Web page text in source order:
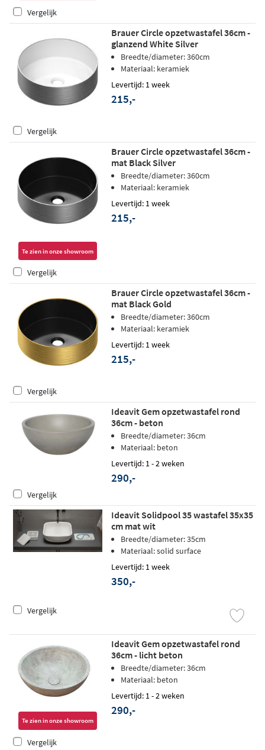
Vergelijk
Brauer Circle opzetwastafel 36cm -
glanzend White Silver
Breedte/diameter: 360cm
Materiaal: keramiek
Levertijd: 1 week
215,-
Vergelijk
Te zien in onze showroom
Brauer Circle opzetwastafel 36cm -
mat Black Silver
Breedte/diameter: 360cm
Materiaal: keramiek
Levertijd: 1 week
215,-
Vergelijk
Brauer Circle opzetwastafel 36cm -
mat Black Gold
Breedte/diameter: 360cm
Materiaal: keramiek
Levertijd: 1 week
215,-
Vergelijk
Ideavit Gem opzetwastafel rond
36cm - beton
Breedte/diameter: 36cm
Materiaal: beton
Levertijd: 1 - 2 weken
290,-
Vergelijk
Ideavit Solidpool 35 wastafel 35x35
cm mat wit
Breedte/diameter: 35cm
Materiaal: solid surface
Levertijd: 1 week
350,-
Vergelijk
Te zien in onze showroom
Ideavit Gem opzetwastafel rond
36cm - licht beton
Breedte/diameter: 36cm
Materiaal: beton
Levertijd: 1 - 2 weken
290,-
Vergelijk